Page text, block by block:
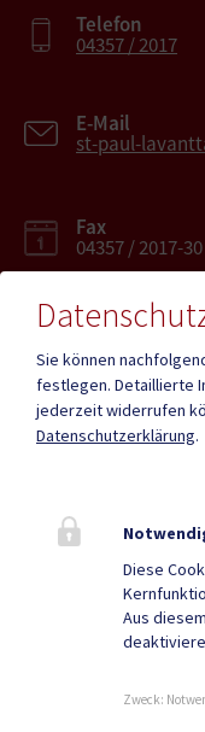
Telefon
04357 / 2017
E-Mail
st-paul-
Fax
04357 / 2017-30
Mehr
Geko digital
Duale
Sie können
festlegen. Detaillierte
jederzeit widerrufen
Datenschutzerklärung.
Diese
Aus
Zweck: